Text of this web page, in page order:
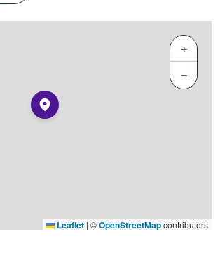
+
−
Leaflet | ©OpenStreetMapcontributors